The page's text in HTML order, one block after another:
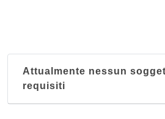
Attualmente nessun
requisiti